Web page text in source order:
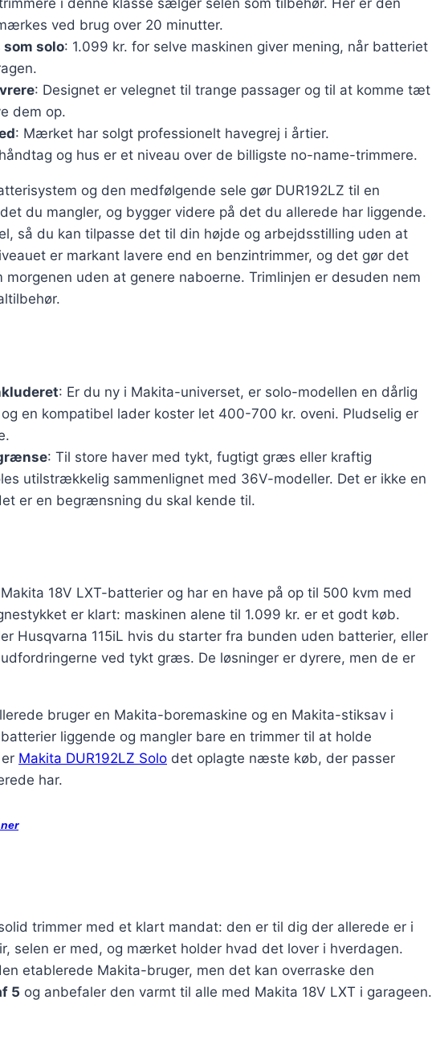
i denne klasse sælger selen som tilbehør. Her er den
ved brug over 20 minutter.
solo: 1.099 kr. for selve maskinen giver mening, når batteriet
: Designet er velegnet til trange passager og til at komme tæt
dem op.
: Mærket har solgt professionelt havegrej i årtier.
og hus er et niveau over de billigste no-name-trimmere.
og den medfølgende sele gør DUR192LZ til en
du mangler, og bygger videre på det du allerede har liggende.
så du kan tilpasse det til din højde og arbejdsstilling uden at
er markant lavere end en benzintrimmer, og det gør det
uden at genere naboerne. Trimlinjen er desuden nem
: Er du ny i Makita-universet, er solo-modellen en dårlig
en kompatibel lader koster let 400-700 kr. oveni. Pludselig er
: Til store haver med tykt, fugtigt græs eller kraftig
utilstrækkelig sammenlignet med 36V-modeller. Det er ikke en
er en begrænsning du skal kende til.
18V LXT-batterier og har en have på op til 500 kvm med
er klart: maskinen alene til 1.099 kr. er et godt køb.
Husqvarna 115iL hvis du starter fra bunden uden batterier, eller
ved tykt græs. De løsninger er dyrere, men de er
bruger en Makita-boremaskine og en Makita-stiksav i
liggende og mangler bare en trimmer til at holde
Makita DUR192LZ Solo det oplagte næste køb, der passer
har.
trimmer med et klart mandat: den er til dig der allerede er i
selen er med, og mærket holder hvad det lover i hverdagen.
etablerede Makita-bruger, men det kan overraske den
5 og anbefaler den varmt til alle med Makita 18V LXT i garageen.